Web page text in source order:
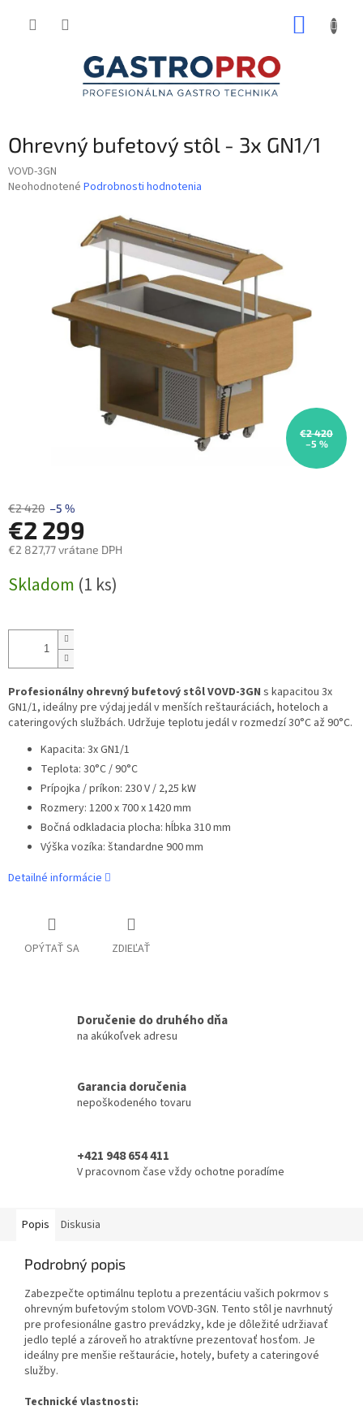
Ohrevný bufetový stôl - 3x GN1/1
VOVD-3GN
Priemerné
Neohodnotené Podrobnosti hodnotenia
€2 420
–5 %
€2 420 –5 %
€2 299
€2 827,77 vrátane DPH
cena:
Skladom (1 ks)
Profesionálny ohrevný bufetový stôl VOVD-3GN s kapacitou 3x
GN1/1, ideálny pre výdaj jedál v menších reštauráciách, hoteloch a
cateringových službách. Udržuje teplotu jedál v rozmedzí 30°C až 90°C.
Kapacita: 3x GN1/1
Teplota: 30°C / 90°C
Prípojka / príkon: 230 V / 2,25 kW
Rozmery: 1200 x 700 x 1420 mm
Bočná odkladacia plocha: hĺbka 310 mm
Výška vozíka: štandardne 900 mm
Detailné informácie
OPÝTAŤ SA ZDIEĽAŤ
Doručenie do druhého dňa
na akúkoľvek adresu
Garancia doručenia
nepoškodeného tovaru
+421 948 654 411
V pracovnom čase vždy ochotne poradíme
Popis Diskusia
Podrobný popis
Zabezpečte optimálnu teplotu a prezentáciu vašich pokrmov s
ohrevným bufetovým stolom VOVD-3GN. Tento stôl je navrhnutý
pre profesionálne gastro prevádzky, kde je dôležité udržiavať
jedlo teplé a zároveň ho atraktívne prezentovať hosťom. Je
ideálny pre menšie reštaurácie, hotely, bufety a cateringové
služby.
Technické vlastnosti: